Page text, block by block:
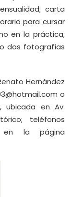
carta
para cursar
en la práctica;
dos fotografías
Hernández
o
ubicada en Av.
teléfonos
en la página